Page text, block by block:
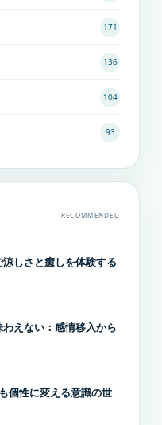
171
136
104
93
RECOMMENDED
しさと癒しを体験する
えない：感情移入から
個性に変える意識の世